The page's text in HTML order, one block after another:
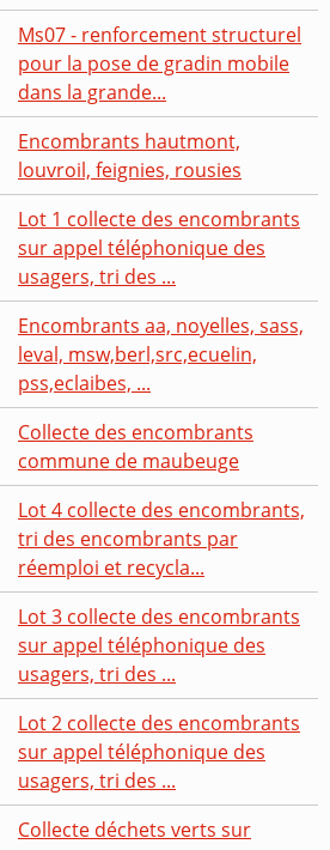
Ms07 - renforcement structurel
pour la pose de gradin mobile
dans la grande...
Encombrants hautmont,
louvroil, feignies, rousies
Lot 1 collecte des encombrants
sur appel téléphonique des
usagers, tri des ...
Encombrants aa, noyelles, sass,
leval, msw,berl,src,ecuelin,
pss,eclaibes, ...
Collecte des encombrants
commune de maubeuge
Lot 4 collecte des encombrants,
tri des encombrants par
réemploi et recycla...
Lot 3 collecte des encombrants
sur appel téléphonique des
usagers, tri des ...
Lot 2 collecte des encombrants
sur appel téléphonique des
usagers, tri des ...
Collecte déchets verts sur